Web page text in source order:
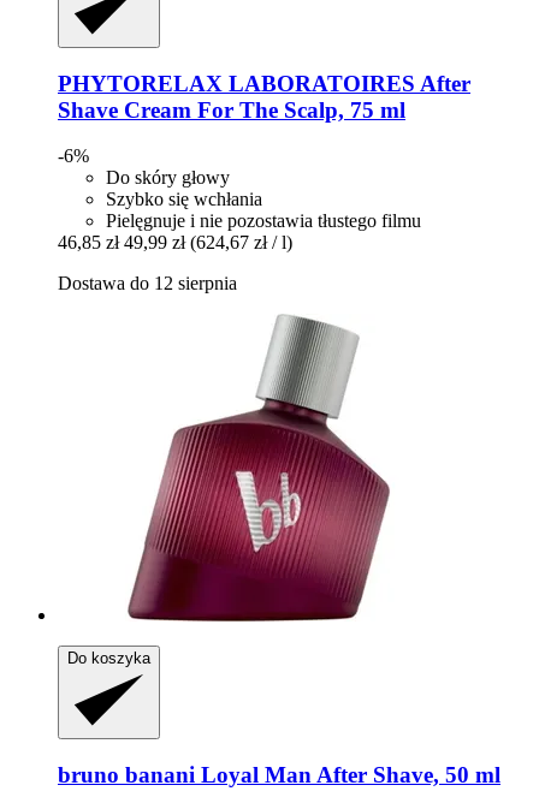
PHYTORELAX LABORATOIRES After
Shave Cream For The Scalp, 75 ml
-6%
Do skóry głowy
Szybko się wchłania
Pielęgnuje i nie pozostawia tłustego filmu
46,85 zł 49,99 zł (624,67 zł / l)
Dostawa do 12 sierpnia
Do koszyka
bruno banani Loyal Man After Shave, 50 ml